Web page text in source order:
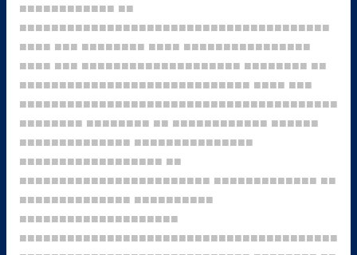
■■■■■■■■■■■■ ■■
■■■■■■■■■■■■■■■■■■■■■■■■■■■■■■■■■■■■■■■
■■■■ ■■■ ■■■■■■■■ ■■■■ ■■■■■■■■■■■■■■■■
■■■■ ■■■ ■■■■■■■■■■■■■■■■■■■■ ■■■■■■■■ ■■
■■■■■■■■■■■■■■■■■■■■■■■■■■■■■ ■■■■ ■■■
■■■■■■■■■■■■■■■■■■■■■■■■■■■■■■■■■■■■■■■■
■■■■■■■■ ■■■■■■■■ ■■ ■■■■■■■■■■■■ ■■■■■■
■■■■■■■■■■■■■■ ■■■■■■■■■■■■■■■
■■■■■■■■■■■■■■■■■■ ■■
■■■■■■■■■■■■■■■■■■■■■■■■ ■■■■■■■■■■■■■ ■■
■■■■■■■■■■■■■■ ■■■■■■■■■■
■■■■■■■■■■■■■■■■■■■■
■■■■■■■■■■■■■■■■■■■■■■■■■■■■■■■■■■■■■■■■